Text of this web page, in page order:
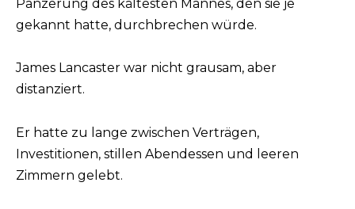
Panzerung des kältesten Mannes, den sie je
gekannt hatte, durchbrechen würde.
James Lancaster war nicht grausam, aber
distanziert.
Er hatte zu lange zwischen Verträgen,
Investitionen, stillen Abendessen und leeren
Zimmern gelebt.